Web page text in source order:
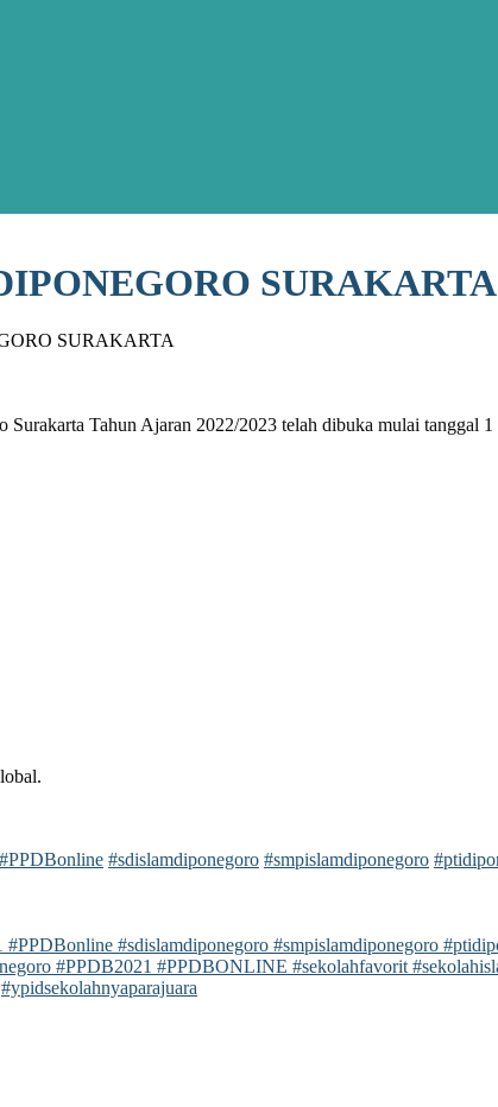
SURAKARTA
SURAKARTA
Tahun Ajaran 2022/2023 telah dibuka mulai tanggal
#PPDBonline #sdislamdiponegoro #smpislamdiponegoro
#sdislamdiponegoro #smpislamdiponegoro
#PPDB2021 #PPDBONLINE #sekolahfavorit
#ypidsekolahnyaparajuara